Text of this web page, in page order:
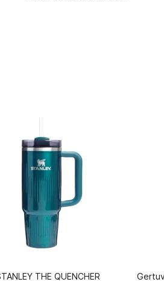
THE QUENCHER